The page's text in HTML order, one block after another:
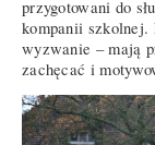
przygotowani do
kompanii szkolnej.
wyzwanie – mają
zachęcać i